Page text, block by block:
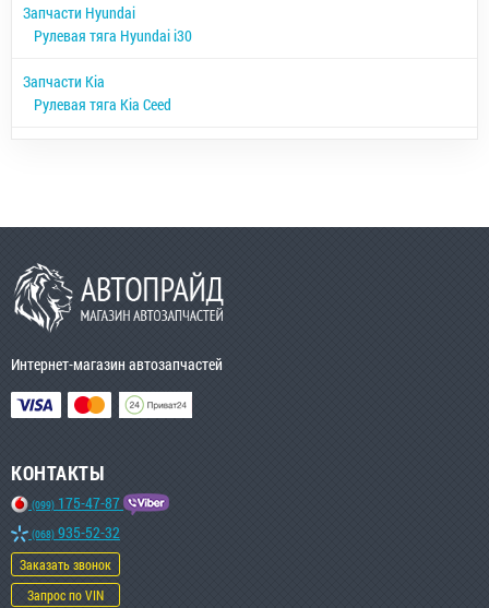
Запчасти Hyundai
Рулевая тяга Hyundai i30
Запчасти Kia
Рулевая тяга Kia Ceed
Интернет-магазин автозапчастей
КОНТАКТЫ
(099) 175-47-87
(068) 935-52-32
Заказать звонок
Запрос по VIN